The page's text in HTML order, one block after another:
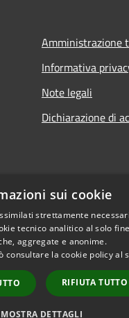
Amministrazione
Informativa
Note legali
Dichiarazione di
Copyright ©
sui cookie
strettamente
tecnico analitico al solo
aggregate e anonime.
consultare la cookie policy al
RIFIUTA TUTTO
MOSTRA DETTAGLI